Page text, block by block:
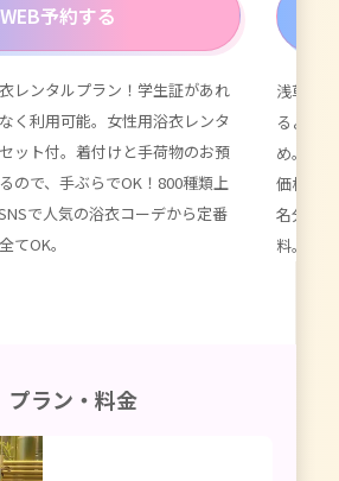
WEB予約する
レンタルプラン！学生証があれ
く利用可能。女性用浴衣レンタ
ット付。着付けと手荷物のお預
ので、手ぶらでOK！800種類上
で人気の浴衣コーデから定番
てOK。
浅草浴
るより
め。数
価格。
名分の
料。か
プラン・料金